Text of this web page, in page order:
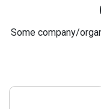
Some company/